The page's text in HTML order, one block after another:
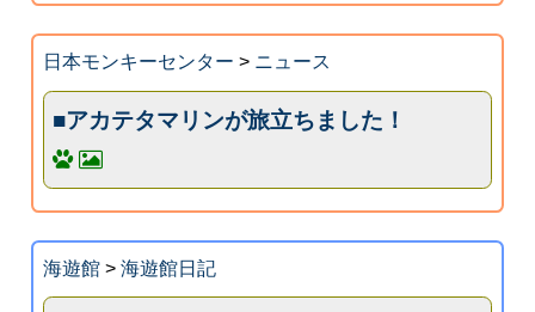
日本モンキーセンター > ニュース
■アカテタマリンが旅立ちました！
海遊館> 海遊館日記